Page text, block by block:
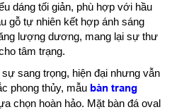
dáng tối giản, phù hợp với hầu
gỗ tự nhiên kết hợp ánh sáng
lượng dương, mang lại sự thư
tâm trạng.
sang trọng, hiện đại nhưng vẫn
phong thủy, mẫu bàn trang
chọn hoàn hảo. Mặt bàn đá oval